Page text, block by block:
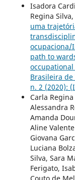
Isadora
Regina Silva,
uma
ocupaciona/
path to
Brasileira de
n. 2 (2020):
Carla
Alessandra
Amanda
Aline
Giovana
Luciana
Silva, Sara
Ferigato,
Couto de